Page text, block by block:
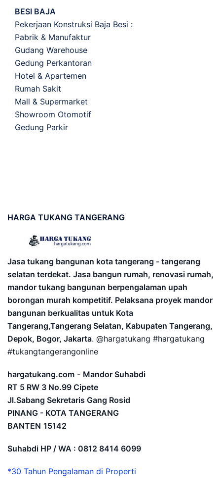
BESI BAJA
Pekerjaan Konstruksi Baja Besi :
Pabrik & Manufaktur
Gudang Warehouse
Gedung Perkantoran
Hotel & Apartemen
Rumah Sakit
Mall & Supermarket
Showroom Otomotif
Gedung Parkir
HARGA TUKANG TANGERANG
Jasa tukang bangunan kota tangerang - tangerang
selatan terdekat. Jasa bangun rumah, renovasi rumah,
mandor tukang bangunan berpengalaman upah
borongan murah kompetitif. Pelaksana proyek mandor
bangunan berkualitas untuk Kota
Tangerang,Tangerang Selatan, Kabupaten Tangerang,
Depok, Bogor, Jakarta. @hargatukang #hargatukang
#tukangtangerangonline
hargatukang.com - Mandor Suhabdi
RT 5 RW 3 No.99 Cipete
Jl.Sabang Sekretaris Gang Rosid
PINANG - KOTA TANGERANG
BANTEN 15142
Suhabdi HP / WA : 0812 8414 6099
*30 Tahun Pengalaman di Properti